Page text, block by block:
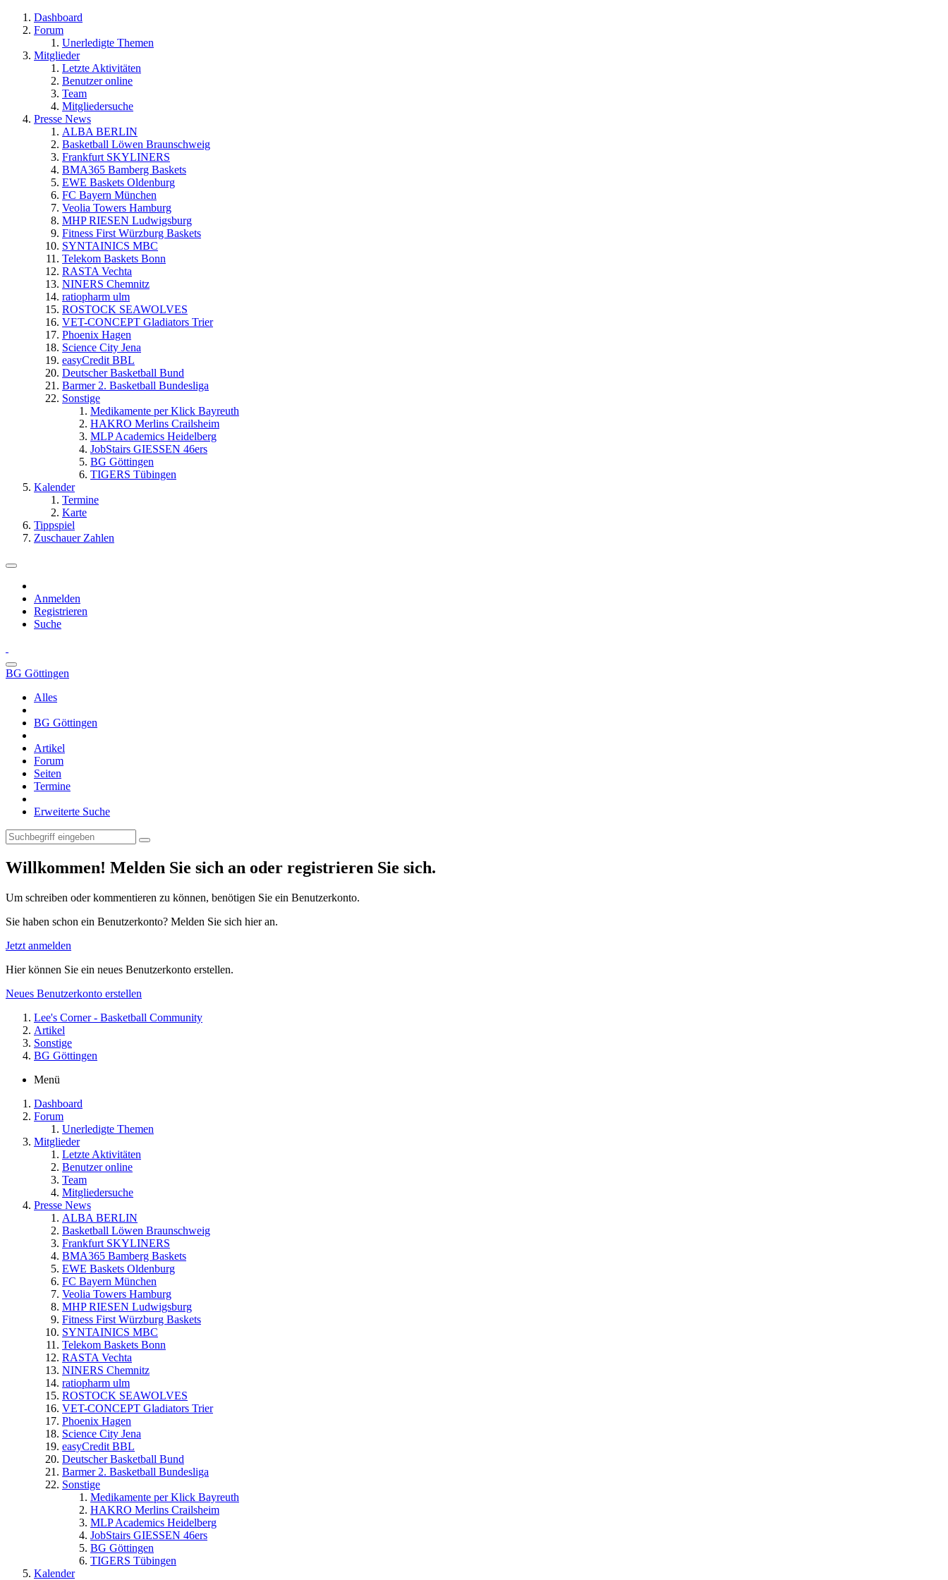
Dashboard
Forum
Unerledigte Themen
Mitglieder
Letzte Aktivitäten
Benutzer online
Team
Mitgliedersuche
Presse News
ALBA BERLIN
Basketball Löwen Braunschweig
Frankfurt SKYLINERS
BMA365 Bamberg Baskets
EWE Baskets Oldenburg
FC Bayern München
Veolia Towers Hamburg
MHP RIESEN Ludwigsburg
Fitness First Würzburg Baskets
SYNTAINICS MBC
Telekom Baskets Bonn
RASTA Vechta
NINERS Chemnitz
ratiopharm ulm
ROSTOCK SEAWOLVES
VET-CONCEPT Gladiators Trier
Phoenix Hagen
Science City Jena
easyCredit BBL
Deutscher Basketball Bund
Barmer 2. Basketball Bundesliga
Sonstige
Medikamente per Klick Bayreuth
HAKRO Merlins Crailsheim
MLP Academics Heidelberg
JobStairs GIESSEN 46ers
BG Göttingen
TIGERS Tübingen
Kalender
Termine
Karte
Tippspiel
Zuschauer Zahlen
Anmelden
Registrieren
Suche
BG Göttingen
Alles
BG Göttingen
Artikel
Forum
Seiten
Termine
Erweiterte Suche
Willkommen! Melden Sie sich an oder registrieren Sie sich.
Um schreiben oder kommentieren zu können, benötigen Sie ein Benutzerkonto.
Sie haben schon ein Benutzerkonto? Melden Sie sich hier an.
Jetzt anmelden
Hier können Sie ein neues Benutzerkonto erstellen.
Neues Benutzerkonto erstellen
Lee's Corner - Basketball Community
Artikel
Sonstige
BG Göttingen
Menü
Dashboard
Forum
Unerledigte Themen
Mitglieder
Letzte Aktivitäten
Benutzer online
Team
Mitgliedersuche
Presse News
ALBA BERLIN
Basketball Löwen Braunschweig
Frankfurt SKYLINERS
BMA365 Bamberg Baskets
EWE Baskets Oldenburg
FC Bayern München
Veolia Towers Hamburg
MHP RIESEN Ludwigsburg
Fitness First Würzburg Baskets
SYNTAINICS MBC
Telekom Baskets Bonn
RASTA Vechta
NINERS Chemnitz
ratiopharm ulm
ROSTOCK SEAWOLVES
VET-CONCEPT Gladiators Trier
Phoenix Hagen
Science City Jena
easyCredit BBL
Deutscher Basketball Bund
Barmer 2. Basketball Bundesliga
Sonstige
Medikamente per Klick Bayreuth
HAKRO Merlins Crailsheim
MLP Academics Heidelberg
JobStairs GIESSEN 46ers
BG Göttingen
TIGERS Tübingen
Kalender